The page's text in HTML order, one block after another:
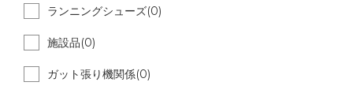
ランニングシューズ(0)
施設品(0)
ガット張り機関係(0)